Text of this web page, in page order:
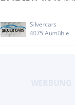
Silvercars
4075 Aumühle